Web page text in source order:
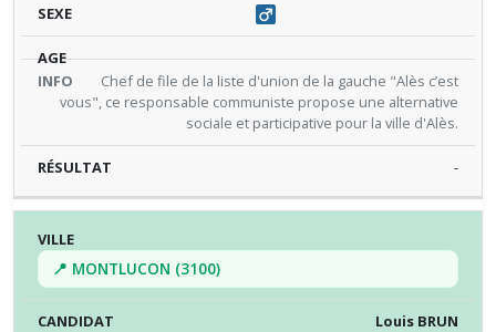
Chef de file de la liste d'union de la gauche "Alès c’est
vous", ce responsable communiste propose une alternative
sociale et participative pour la ville d'Alès.
-
📍 MONTLUCON (3100)
Louis BRUN